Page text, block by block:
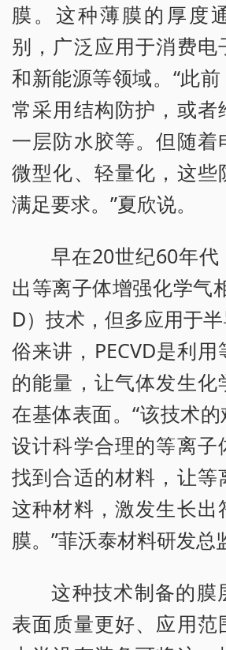
膜。这种薄膜的厚度
别，广泛应用于消费电
和新能源等领域。“此
常采用结构防护，或者
一层防水胶等。但随着
微型化、轻量化，这些
满足要求。”夏欣说。
早在20世纪60年代
出等离子体增强化学气
D）技术，但多应用于
俗来讲，PECVD是利
的能量，让气体发生化
在基体表面。“该技术
设计科学合理的等离子
找到合适的材料，让等
这种材料，激发生长出
膜。”菲沃泰材料研发总
这种技术制备的膜
表面质量更好、应用范